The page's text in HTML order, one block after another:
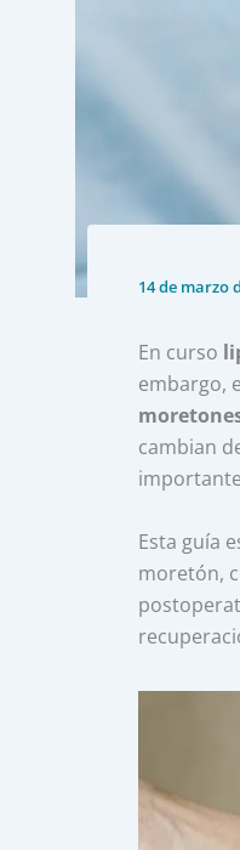
14 de marzo
En curso
embargo,
cambian
Esta guía
moretón,